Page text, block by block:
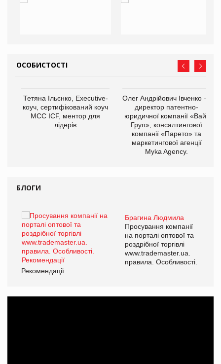
ОСОБИСТОСТІ
Тетяна Ільєнко, Executive-
коуч, сертифікований коуч
МСС ICF, ментор для
лідерів
Олег Андрійович Івченко —
директор патентно-
юридичної компанії «Вайз
Груп», консалтингової
компанії «Парето» та
маркетингової агенції
Myka Agency.
БЛОГИ
Брагина Людмила
Просування компанії
на порталі оптової та
роздрібної торгівлі
www.trademaster.ua.
правила. Особливості.
Рекомендації